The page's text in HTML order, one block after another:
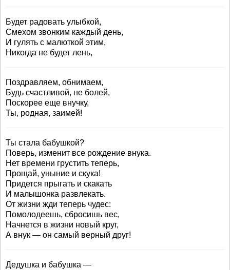
Будет радовать улыбкой,
Смехом звонким каждый день,
И гулять с малюткой этим,
Никогда не будет лень,
Поздравляем, обнимаем,
Будь счастливой, не болей,
Поскорее еще внучку,
Ты, родная, заимей!
Ты стала бабушкой?
Поверь, изменит все рождение внука.
Нет времени грустить теперь,
Прощай, уныние и скука!
Придется прыгать и скакать
И малышонка развлекать.
От жизни жди теперь чудес:
Помолодеешь, сбросишь вес,
Начнется в жизни новый круг,
А внук — он самый верный друг!
Дедушка и бабушка —